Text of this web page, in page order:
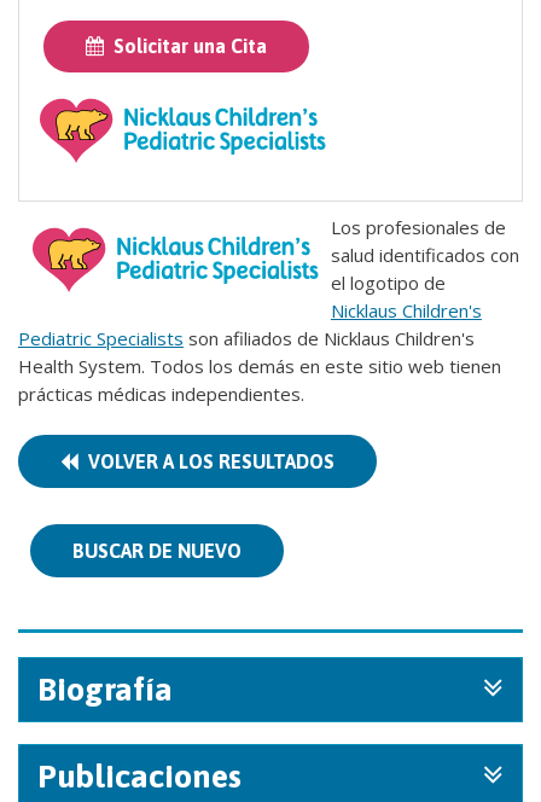
Solicitar una Cita
Los profesionales de
salud identificados con
el logotipo de
Nicklaus Children's
Pediatric Specialists son afiliados de Nicklaus Children's
Health System. Todos los demás en este sitio web tienen
prácticas médicas independientes.
VOLVER A LOS RESULTADOS
BUSCAR DE NUEVO
Biografía
Publicaciones